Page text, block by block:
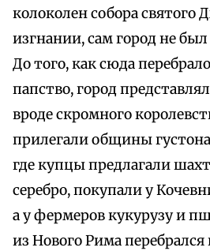
колоколен собора святого
изгнании, сам город не
До того, как сюда
папство, город
вроде скромного
прилегали общины
где купцы предлагали
серебро, покупали у
а у фермеров кукурузу и
из Нового Рима